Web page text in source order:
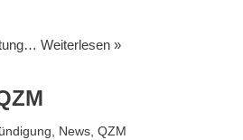
Weiterlesen »
, News, QZM